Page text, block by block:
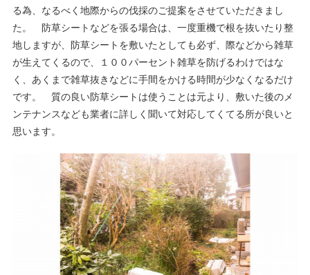
る為、なるべく地際からの伐採のご提案をさせていただきまし
た。 防草シートなどを張る場合は、一度重機で根を抜いたり整
地しますが、防草シートを敷いたとしても必ず、際などから雑草
が生えてくるので、１００パーセント雑草を防げるわけではな
く、あくまで雑草抜きなどに手間をかける時間が少なくなるだけ
です。 質の良い防草シートは使うことは元より、敷いた後のメ
ンテナンスなども業者に詳しく聞いて対応してくてる所が良いと
思います。